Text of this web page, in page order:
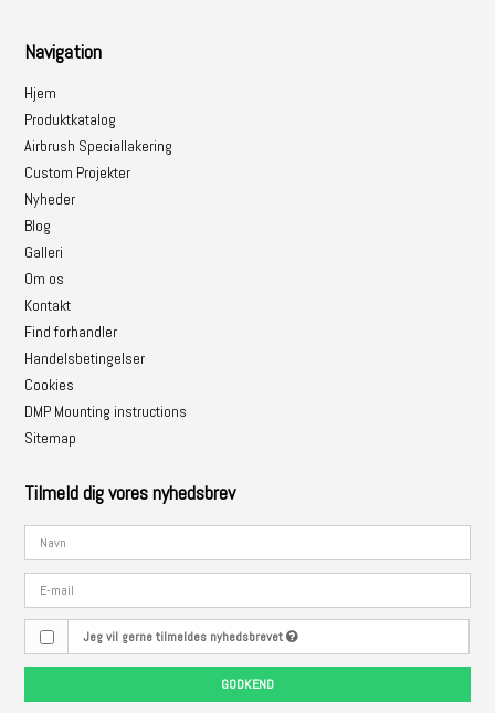
Navigation
Hjem
Produktkatalog
Airbrush Speciallakering
Custom Projekter
Nyheder
Blog
Galleri
Om os
Kontakt
Find forhandler
Handelsbetingelser
Cookies
DMP Mounting instructions
Sitemap
Tilmeld dig vores nyhedsbrev
Jeg vil gerne tilmeldes nyhedsbrevet
GODKEND